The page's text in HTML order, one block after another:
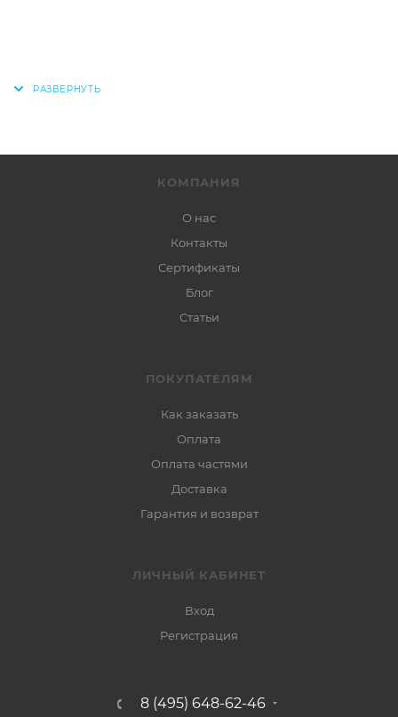
КОМПАНИЯ
О нас
Контакты
Сертификаты
Блог
Статьи
ПОКУПАТЕЛЯМ
Как заказать
Оплата
Оплата частями
Доставка
Гарантия и возврат
ЛИЧНЫЙ КАБИНЕТ
Вход
Регистрация
8 (495) 648-62-46